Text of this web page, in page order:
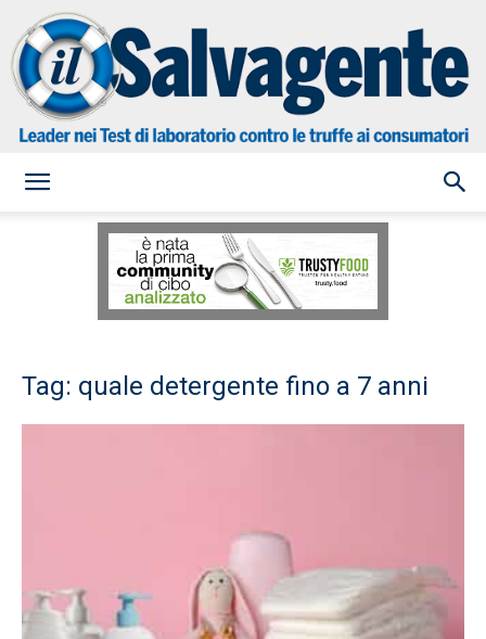
Salvagente
Tag: quale detergente fino a 7 anni